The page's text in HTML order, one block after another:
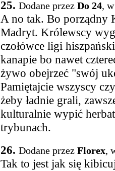
25. Dodane przez Do 24,
A no tak. Bo porządny
Madryt. Królewscy
czołówce ligi
kanapie bo nawet
żywo obejrzeć "swój
Pamiętajcie wszyscy
żeby ładnie grali,
kulturalnie wypić
trybunach.
26. Dodane przez Florex,
Tak to jest jak się